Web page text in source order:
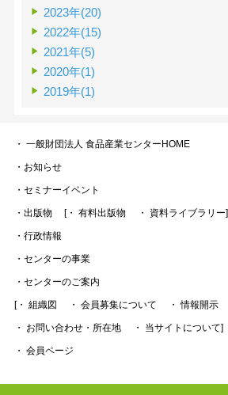
2023年(20)
2022年(15)
2021年(5)
2020年(1)
2019年(1)
・ 一般財団法人 食品産業センターHOME
・お知らせ
・セミナーイベント
・出版物 [・ 有料出版物 ・ 資料ライブラリー]
・行政情報
・センターの事業
・センターのご案内
[・ 組織図 ・ 会員募集について ・ 情報開示
・ お問い合わせ・所在地 ・ 当サイトについて]
・ 会員ページ